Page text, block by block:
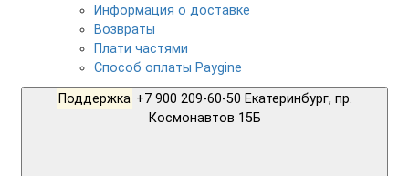
Информация о доставке
Возвраты
Плати частями
Способ оплаты Paygine
Поддержка +7 900 209-60-50 Екатеринбург, пр.